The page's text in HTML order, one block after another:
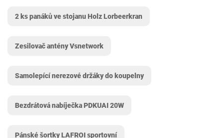
2 ks panáků ve stojanu Holz Lorbeerkran
Zesilovač antény Vsnetwork
Samolepící nerezové držáky do koupelny
Bezdrátová nabíječka PDKUAI 20W
Pánské šortky LAFROI sportovní